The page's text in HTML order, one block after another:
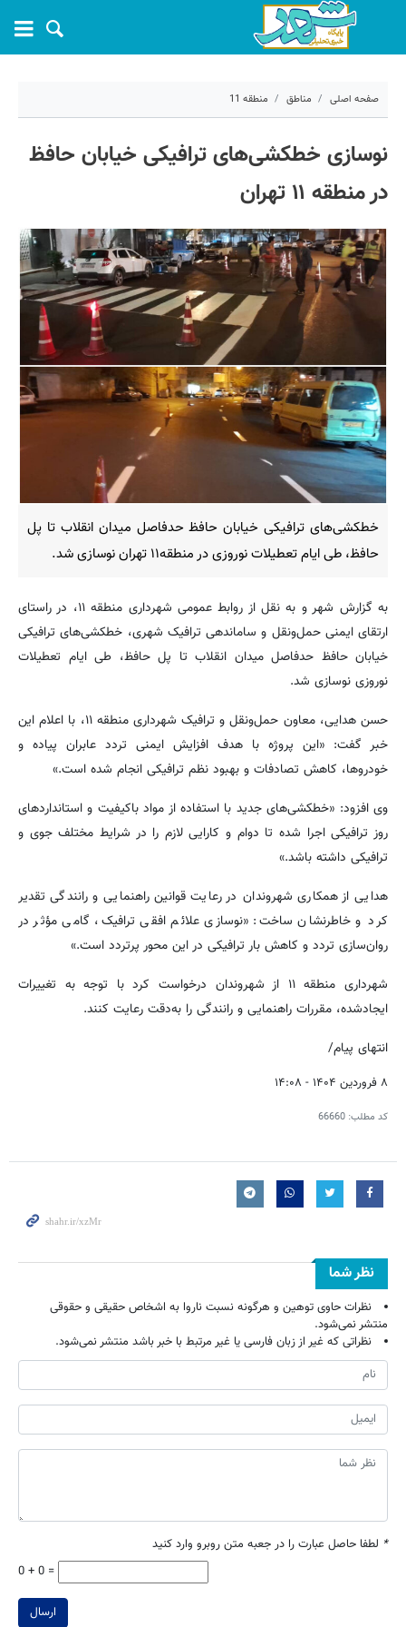
صفحه اصلی مناطق منطقه 11
کد مطلب:
نوسازی خطکشی‌های ترافیکی خیابان حافظ
در منطقه ۱۱ تهران
خطکشی‌های ترافیکی خیابان حافظ حدفاصل میدان انقلاب تا پل
حافظ، طی ایام تعطیلات نوروزی در منطقه۱۱ تهران نوسازی شد.
به گزارش شهر و به نقل از روابط عمومی شهرداری منطقه ۱۱، در راستای
ارتقای ایمنی حمل‌ونقل و ساماندهی ترافیک شهری، خطکشی‌های ترافیکی
خیابان حافظ حدفاصل میدان انقلاب تا پل حافظ، طی ایام تعطیلات
نوروزی نوسازی شد.
حسن هدایی، معاون حمل‌ونقل و ترافیک شهرداری منطقه ۱۱، با اعلام این
خبر گفت: «این پروژه با هدف افزایش ایمنی تردد عابران پیاده و
خودروها، کاهش تصادفات و بهبود نظم ترافیکی انجام شده است.»
وی افزود: «خطکشی‌های جدید با استفاده از مواد باکیفیت و استانداردهای
روز ترافیکی اجرا شده تا دوام و کارایی لازم را در شرایط مختلف جوی و
ترافیکی داشته باشد.»
هدایی از همکاری شهروندان در رعایت قوانین راهنمایی و رانندگی تقدیر
کرد و خاطرنشان ساخت: «نوسازی علائم افقی ترافیک، گامی مؤثر در
روان‌سازی تردد و کاهش بار ترافیکی در این محور پرتردد است.»
شهرداری منطقه ۱۱ از شهروندان درخواست کرد با توجه به تغییرات
ایجادشده، مقررات راهنمایی و رانندگی را به‌دقت رعایت کنند.
انتهای پیام/
۸ فروردین ۱۴۰۴ - ۱۴:۰۸
کد مطلب: 66660
نظر شما
نظرات حاوی توهین و هرگونه نسبت ناروا به اشخاص حقیقی و حقوقی
منتشر نمی‌شود.
نظراتی که غیر از زبان فارسی یا غیر مرتبط با خبر باشد منتشر نمی‌شود.
* لطفا حاصل عبارت را در جعبه متن روبرو وارد کنید
0 + 0 =
ارسال